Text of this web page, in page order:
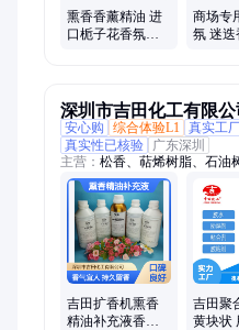
熏香香薰精油 进
口栀子花香氛定
商场专
氛 迷迭
深圳市吉田化工有限公
安心购
综合体验L1 真实工
真实性已核验
广东深圳
主营： 松香、萜烯树脂、石油
醛树脂、马林酸树脂、达玛树
苯橡胶、水性氯丁胶乳、水性
酯、增稠剂、消泡剂、抗氧
性黄胶、天然乳胶、美缝剂、
吉田扩香机熏香
精油补充液香格
吉田聚
黄块状